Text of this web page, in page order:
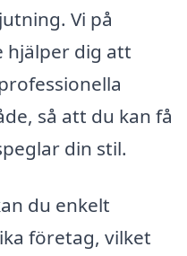
Vi på
hjälper dig att
så att du kan få
din stil.
du enkelt
företag, vilket